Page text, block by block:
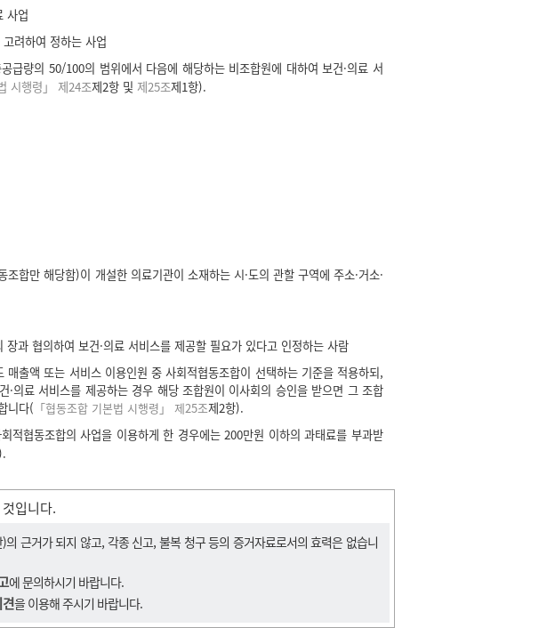
사업
려하여 정하는 사업
급량의 50/100의 범위에서 다음에 해당하는 비조합원에 대하여 보건·의료 서
시행령」 제24조제2항 및 제25조제1항).
합만 해당함)이 개설한 의료기관이 소재하는 시·도의 관할 구역에 주소·거소·
과 협의하여 보건·의료 서비스를 제공할 필요가 있다고 인정하는 사람
출액 또는 서비스 이용인원 중 사회적협동조합이 선택하는 기준을 적용하되,
·의료 서비스를 제공하는 경우 해당 조합원이 이사회의 승인을 받으면 그 조합
니다( 「협동조합 기본법 시행령」 제25조제2항).
적협동조합의 사업을 이용하게 한 경우에는 200만원 이하의 과태료를 부과받
입니다.
근거가 되지 않고, 각종 신고, 불복 청구 등의 증거자료로서의 효력은 없습니
에 문의하시기 바랍니다.
을 이용해 주시기 바랍니다.